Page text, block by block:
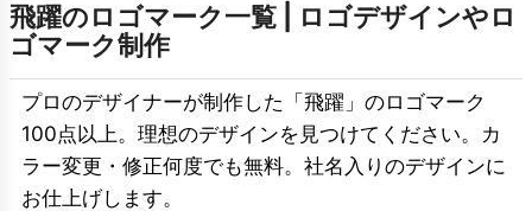
飛躍のロゴマーク一覧 | ロゴデザインやロ
ゴマーク制作
プロのデザイナーが制作した「飛躍」のロゴマーク
100点以上。理想のデザインを見つけてください。カ
ラー変更・修正何度でも無料。社名入りのデザインに
お仕上げします。